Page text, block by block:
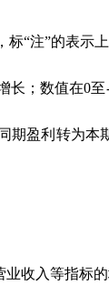
“注”的表示
长；数值在0
期盈利转为
收入等指标的